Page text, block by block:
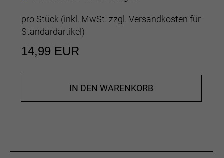
pro Stück (inkl. MwSt. zzgl. Versandkosten für
Standardartikel)
14,99 EUR
IN DEN WARENKORB